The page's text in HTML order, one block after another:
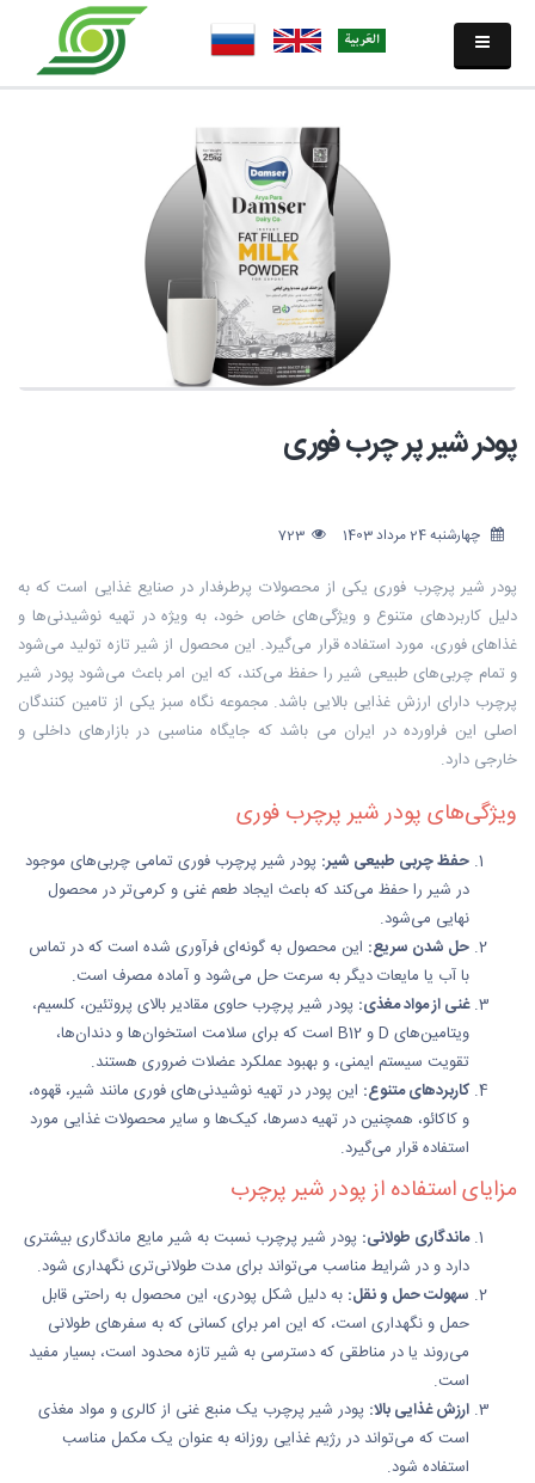
پودر شیر پر چرب فوری
چهارشنبه 24 مرداد 1403
پودر شیر پرچرب فوری یکی از محصولات پرطرفدار در صنایع غذایی است که به
دلیل کاربردهای متنوع و ویژگی‌های خاص خود، به ویژه در تهیه نوشیدنی‌ها و
غذاهای فوری، مورد استفاده قرار می‌گیرد. این محصول از شیر تازه تولید می‌شود
و تمام چربی‌های طبیعی شیر را حفظ می‌کند، که این امر باعث می‌شود پودر شیر
پرچرب دارای ارزش غذایی بالایی باشد. مجموعه نگاه سبز یکی از تامین کنندگان
اصلی این فراورده در ایران می باشد که جایگاه مناسبی در بازارهای داخلی و
خارجی دارد.
ویژگی‌های پودر شیر پرچرب فوری
حفظ چربی طبیعی شیر: پودر شیر پرچرب فوری تمامی چربی‌های موجود
در شیر را حفظ می‌کند که باعث ایجاد طعم غنی و کرمی‌تر در محصول
نهایی می‌شود.
حل شدن سریع: این محصول به گونه‌ای فرآوری شده است که در تماس
با آب یا مایعات دیگر به سرعت حل می‌شود و آماده مصرف است.
غنی از مواد مغذی: پودر شیر پرچرب حاوی مقادیر بالای پروتئین، کلسیم،
ویتامین‌های D و B12 است که برای سلامت استخوان‌ها و دندان‌ها،
تقویت سیستم ایمنی، و بهبود عملکرد عضلات ضروری هستند.
کاربردهای متنوع: این پودر در تهیه نوشیدنی‌های فوری مانند شیر، قهوه،
و کاکائو، همچنین در تهیه دسرها، کیک‌ها و سایر محصولات غذایی مورد
استفاده قرار می‌گیرد.
مزایای استفاده از پودر شیر پرچرب
ماندگاری طولانی: پودر شیر پرچرب نسبت به شیر مایع ماندگاری بیشتری
دارد و در شرایط مناسب می‌تواند برای مدت طولانی‌تری نگهداری شود.
سهولت حمل و نقل: به دلیل شکل پودری، این محصول به راحتی قابل
حمل و نگهداری است، که این امر برای کسانی که به سفرهای طولانی
می‌روند یا در مناطقی که دسترسی به شیر تازه محدود است، بسیار مفید
است.
ارزش غذایی بالا: پودر شیر پرچرب یک منبع غنی از کالری و مواد مغذی
است که می‌تواند در رژیم غذایی روزانه به عنوان یک مکمل مناسب
استفاده شود.